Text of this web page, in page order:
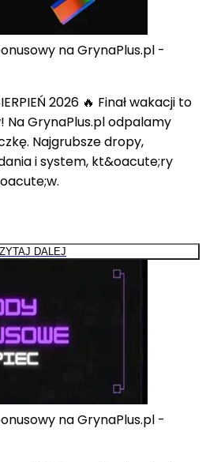
na GrynaPlus.pl -
2026 🔥 Finał wakacji to
Na GrynaPlus.pl odpalamy
Najgrubsze dropy,
i system, kt&oacute;ry
DALEJ
na GrynaPlus.pl -